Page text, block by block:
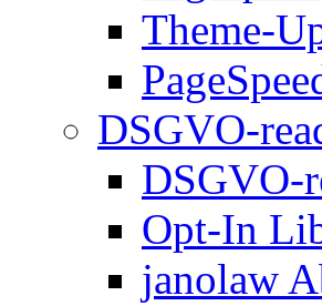
Theme-
DSGVO-
DSGVO-
Opt-In
janolaw